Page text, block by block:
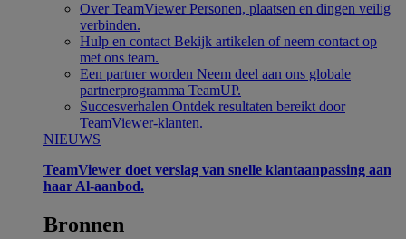
Over TeamViewer Personen, plaatsen en dingen veilig
verbinden.
Hulp en contact Bekijk artikelen of neem contact op
met ons team.
Een partner worden Neem deel aan ons globale
partnerprogramma TeamUP.
Succesverhalen Ontdek resultaten bereikt door
TeamViewer-klanten.
NIEUWS
TeamViewer doet verslag van snelle klantaanpassing aan
haar Al-aanbod.
Bronnen